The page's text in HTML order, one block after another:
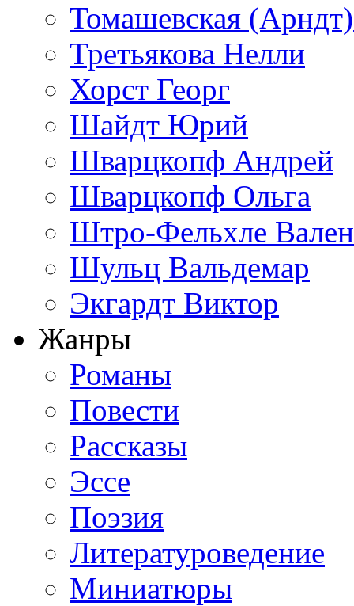
Томашевская
Третьякова Нелли
Хорст Георг
Шайдт Юрий
Шварцкопф Андрей
Шварцкопф Ольга
Штро-Фельхле
Шульц Вальдемар
Экгардт Виктор
Жанры
Романы
Повести
Рассказы
Эссе
Поэзия
Литературоведение
Миниатюры